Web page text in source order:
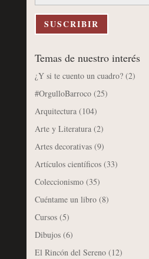
correo
electrónico
SUSCRIBIR
Temas de nuestro interés
¿Y si te cuento un cuadro?(2)
#OrgulloBarroco(25)
Arquitectura(104)
Arte y Literatura(2)
Artes decorativas(9)
Artículos científicos(33)
Coleccionismo(35)
Cuéntame un libro(8)
Cursos(5)
Dibujos(6)
El Rincón del Sereno(12)